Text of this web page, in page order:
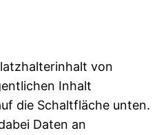
von
Inhalt
die Schaltfläche unten.
Daten an